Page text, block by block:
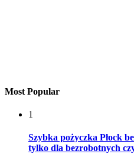
Most Popular
1
Szybka pożyczka Płock
tylko dla bezrobotnych